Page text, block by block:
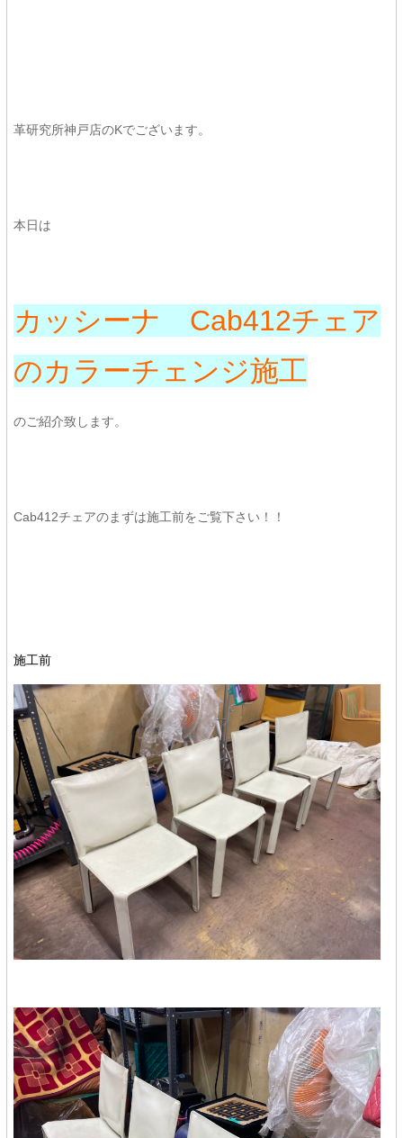
革研究所神戸店のKでございます。
本日は
カッシーナ Cab412チェア
のカラーチェンジ施工
のご紹介致します。
Cab412チェアのまずは施工前をご覧下さい！！
施工前